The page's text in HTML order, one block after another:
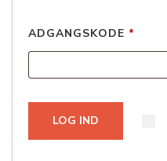
ADGANGSKODE *
LOG IND